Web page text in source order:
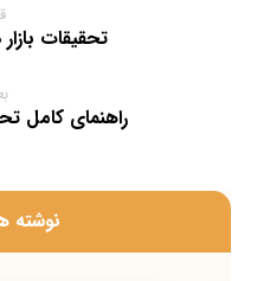
تحقیقات
راهنمای کامل
‫نوشته